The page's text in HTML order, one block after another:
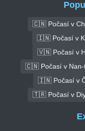
🇨🇳 Počasí v
🇮🇳 Počasí v
🇻🇳 Počasí v
🇨🇳 Počasí v Nan-
🇮🇳 Počasí v
🇹🇷 Počasí v